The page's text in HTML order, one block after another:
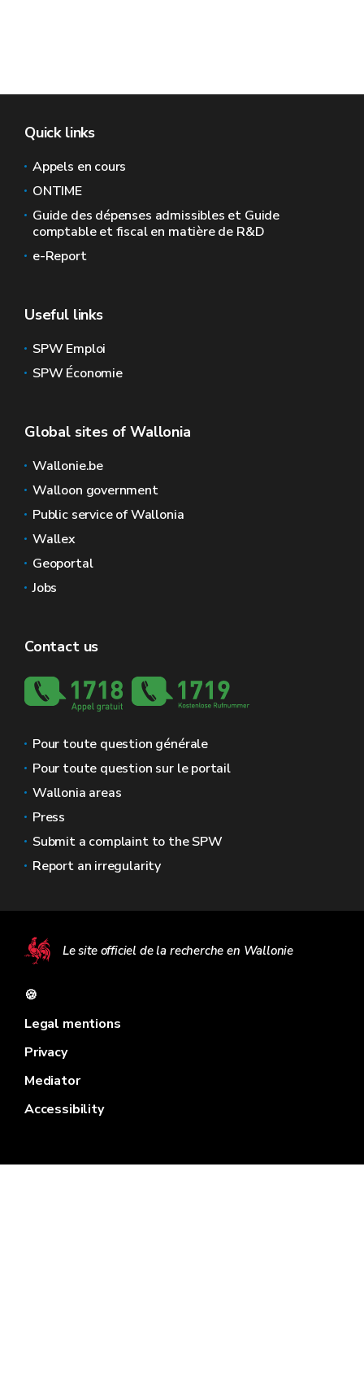
Quick links
Appels en cours
ONTIME
Guide des dépenses admissibles et Guide
comptable et fiscal en matière de R&D
e-Report
Useful links
SPW Emploi
SPW Économie
Global sites of Wallonia
Wallonie.be
Walloon government
Public service of Wallonia
Wallex
Geoportal
Jobs
Contact us
Pour toute question générale
Pour toute question sur le portail
Wallonia areas
Press
Submit a complaint to the SPW
Report an irregularity
Le site officiel de la recherche en Wallonie
🍪
Legal mentions
Privacy
Mediator
Accessibility